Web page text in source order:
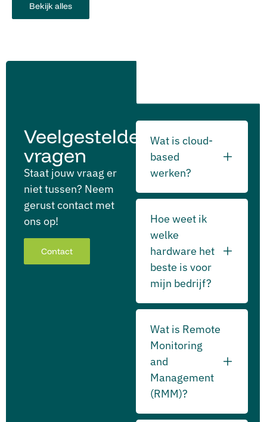
Bekijk alles
Veelgestelde
vragen
Staat jouw vraag er
niet tussen? Neem
gerust contact met
ons op!
Contact
Wat is cloud-
based
werken?
Hoe weet ik
welke
hardware het
beste is voor
mijn bedrijf?
Wat is Remote
Monitoring
and
Management
(RMM)?